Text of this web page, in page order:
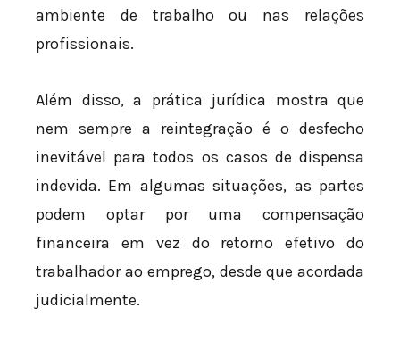
ambiente de trabalho ou nas relações
profissionais.
Além disso, a prática jurídica mostra que
nem sempre a reintegração é o desfecho
inevitável para todos os casos de dispensa
indevida. Em algumas situações, as partes
podem optar por uma compensação
financeira em vez do retorno efetivo do
trabalhador ao emprego, desde que acordada
judicialmente.